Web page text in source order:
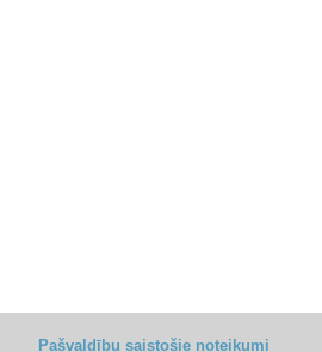
Pašvaldību saistošie noteikumi